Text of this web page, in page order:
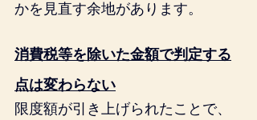
かを見直す余地があります。
消費税等を除いた金額で判定する
点は変わらない
限度額が引き上げられたことで、